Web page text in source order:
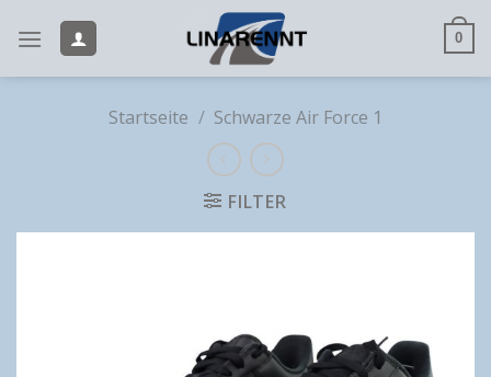
0
Startseite / Schwarze Air Force 1
FILTER